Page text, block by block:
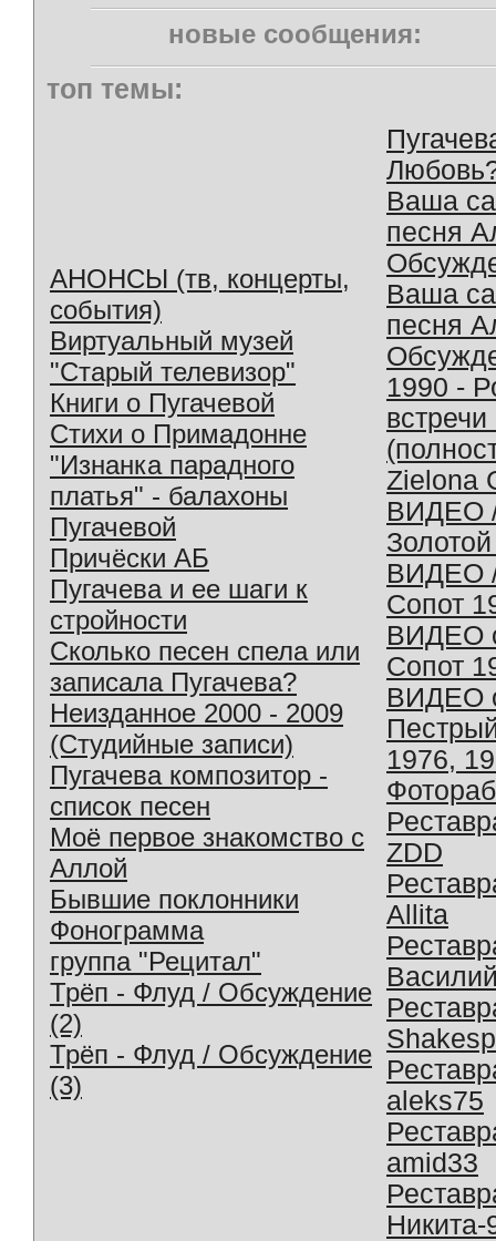
новые сообщения:
топ темы:
АНОНСЫ (тв, концерты,
события)
Виртуальный музей
"Старый телевизор"
Книги о Пугачевой
Стихи о Примадонне
"Изнанка парадного
платья" - балахоны
Пугачевой
Причёски АБ
Пугачева и ее шаги к
стройности
Сколько песен спела или
записала Пугачева?
Неизданное 2000 - 2009
(Студийные записи)
Пугачева композитор -
список песен
Моё первое знакомство с
Аллой
Бывшие поклонники
Фонограмма
группа "Рецитал"
Трёп - Флуд / Обсуждение
(2)
Трёп - Флуд / Обсуждение
(3)
Ваша
песня
Ваша
песня
1990 -
Zielona
ВИДЕО
ВИДЕО
Сопот
ВИДЕО
Сопот
ВИДЕО
1976,
ZDD
Allita
aleks75
amid33
Никита-